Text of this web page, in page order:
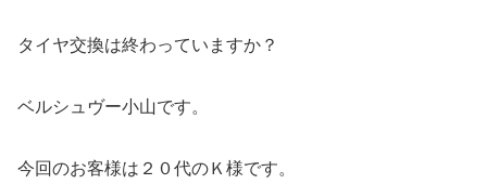
タイヤ交換は終わっていますか？
ベルシュヴー小山です。
今回のお客様は２０代のＫ様です。